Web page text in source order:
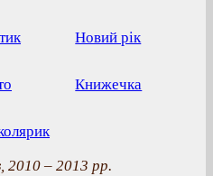
Новий рік
Книжечка
2010 – 2013 рр.